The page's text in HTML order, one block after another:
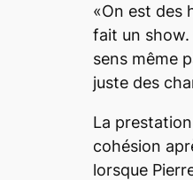
«On est des
fait un
sens même
juste des
La
cohésion
lorsque